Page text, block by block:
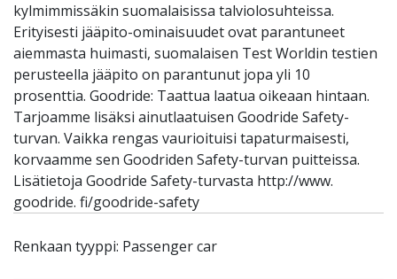
kylmimmissäkin suomalaisissa talviolosuhteissa.
Erityisesti jääpito-ominaisuudet ovat parantuneet
aiemmasta huimasti, suomalaisen Test Worldin testien
perusteella jääpito on parantunut jopa yli 10
prosenttia. Goodride: Taattua laatua oikeaan hintaan.
Tarjoamme lisäksi ainutlaatuisen Goodride Safety-
turvan. Vaikka rengas vaurioituisi tapaturmaisesti,
korvaamme sen Goodriden Safety-turvan puitteissa.
Lisätietoja Goodride Safety-turvasta http://www.
goodride. fi/goodride-safety
Renkaan tyyppi: Passenger car